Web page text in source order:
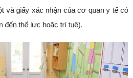
và giấy xác nhận của cơ quan y tế có
đến thể lực hoặc trí tuệ).